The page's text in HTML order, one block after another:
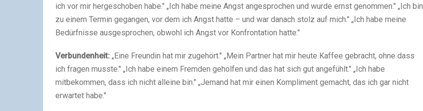
ich vor mir hergeschoben habe." „Ich habe meine Angst angesprochen und wurde ernst genommen." „Ich bin
zu einem Termin gegangen, vor dem ich Angst hatte – und war danach stolz auf mich." „Ich habe meine
Bedürfnisse ausgesprochen, obwohl ich Angst vor Konfrontation hatte."
Verbundenheit: „Eine Freundin hat mir zugehört." „Mein Partner hat mir heute Kaffee gebracht, ohne dass
ich fragen musste." „Ich habe einem Fremden geholfen und das hat sich gut angefühlt." „Ich habe
mitbekommen, dass ich nicht alleine bin." „Jemand hat mir einen Kompliment gemacht, das ich gar nicht
erwartet habe."